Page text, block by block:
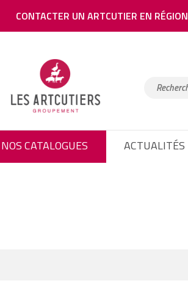
CONTACTER UN ARTCUTIER EN RÉGION
NOS CATALOGUES ACTUALITÉS